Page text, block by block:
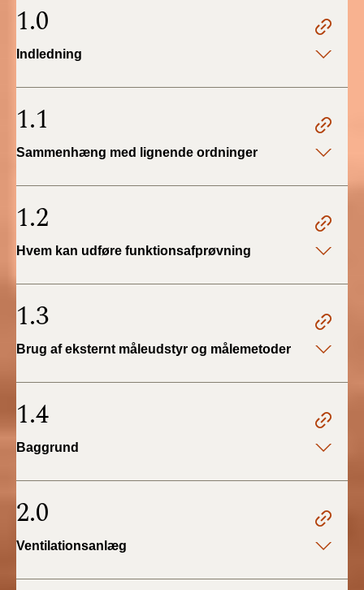
BR18 (1/1 - 30/6
2022)
BR18 (1/1-29/6
2018)
1.0
Indledning
1.1
Sammenhæng med lignende ordninger
1.2
Hvem kan udføre funktionsafprøvning
1.3
Brug af eksternt måleudstyr og målemetoder
1.4
Baggrund
2.0
Ventilationsanlæg